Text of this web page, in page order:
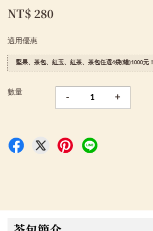
NT$ 280
適用優惠
堅果、茶包、紅玉、紅茶、茶包任選4袋(罐)1000元！
數量 - +